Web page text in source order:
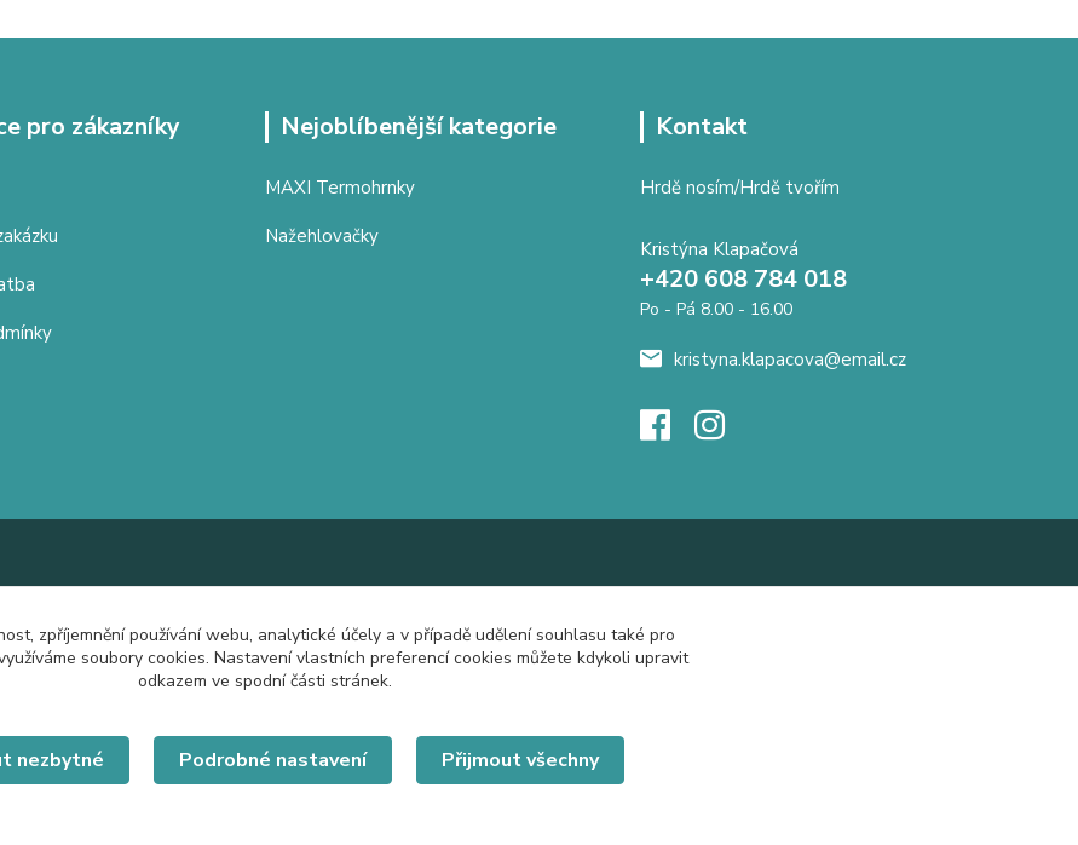
pro zákazníky Nejoblíbenější kategorie
MAXI Termohrnky
Nažehlovačky
Kontakt
Hrdě nosím/Hrdě tvořím
Kristýna Klapačová
+420 608 784 018
Po - Pá 8.00 - 16.00
kristyna.klapacova@email.cz
zpříjemnění používání webu, analytické účely a v případě udělení souhlasu také pro
soubory cookies. Nastavení vlastních preferencí cookies můžete kdykoli upravit
odkazem ve spodní části stránek.
nezbytné Podrobné nastavení Přijmout všechny